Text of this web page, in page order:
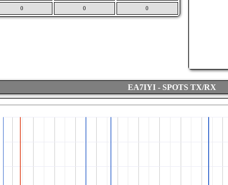
0 0 0
EA7IYI - SPOTS TX/RX